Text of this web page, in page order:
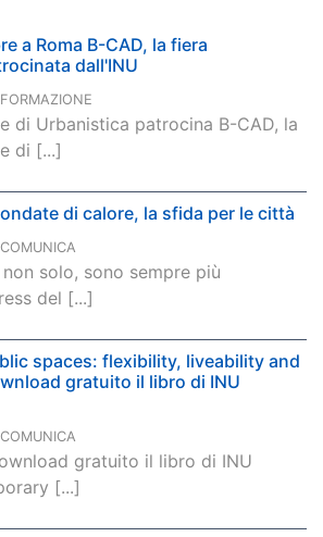
a Roma B-CAD, la fiera
dall'INU
FORMAZIONE
di Urbanistica patrocina B-CAD, la
di [...]
di calore, la sfida per le città
COMUNICA
solo, sono sempre più
del [...]
spaces: flexibility, liveability and
gratuito il libro di INU
COMUNICA
gratuito il libro di INU
[...]